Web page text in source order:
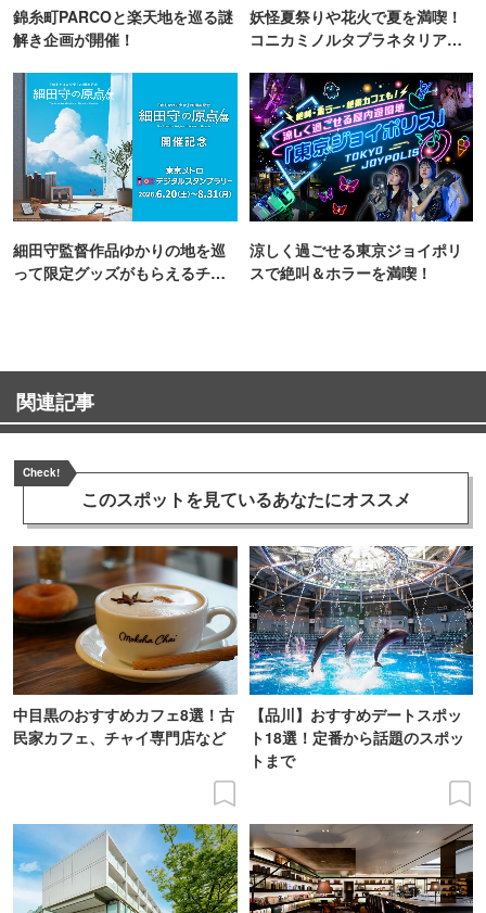
錦糸町PARCOと楽天地を巡る謎
解き企画が開催！
妖怪夏祭りや花火で夏を満喫！
コニカミノルタプラネタリア
細田守監督作品ゆかりの地を巡
って限定グッズがもらえるチャ
涼しく過ごせる東京ジョイポリ
スで絶叫＆ホラーを満喫！
関連記事
Check!
このスポットを見ているあなたにオススメ
中目黒のおすすめカフェ8選！古
民家カフェ、チャイ専門店など
【品川】おすすめデートスポッ
ト18選！定番から話題のスポッ
トまで